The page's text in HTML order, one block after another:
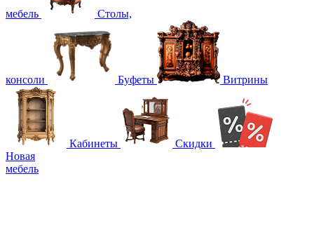
мебель Столы,
консоли Буфеты Витрины
Кабинеты
Скидки
Новая
мебель